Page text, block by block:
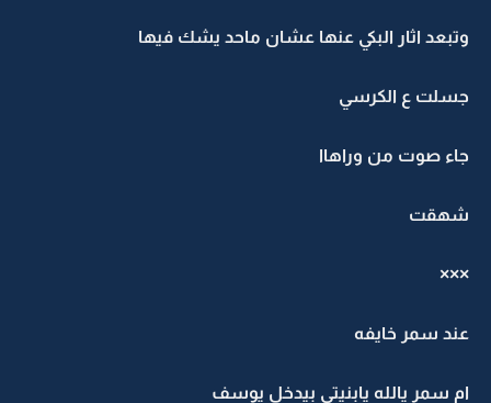
وتبعد اثار البكي عنها عشان ماحد يشك فيها
جسلت ع الكرسي
جاء صوت من وراهاا
شهقت
×××
عند سمر خايفه
ام سمر يالله يابنيتي بيدخل يوسف